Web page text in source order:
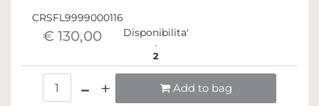
CRSFL9999000116
€ 130,00 Disponibilita'
2
Add to bag